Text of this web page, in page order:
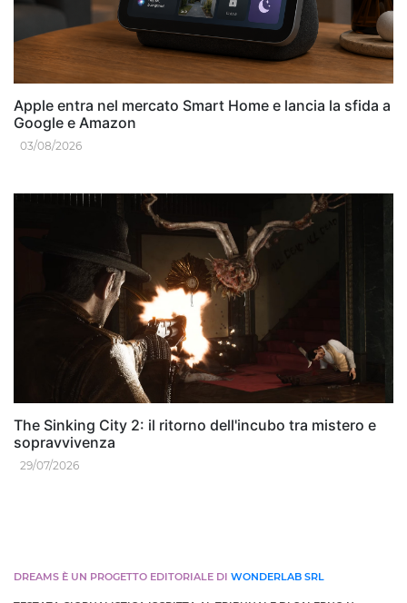
Apple entra nel mercato Smart Home e lancia la sfida a
Google e Amazon
03/08/2026
The Sinking City 2: il ritorno dell'incubo tra mistero e
sopravvivenza
29/07/2026
DREAMS È UN PROGETTO EDITORIALE DI WONDERLAB SRL